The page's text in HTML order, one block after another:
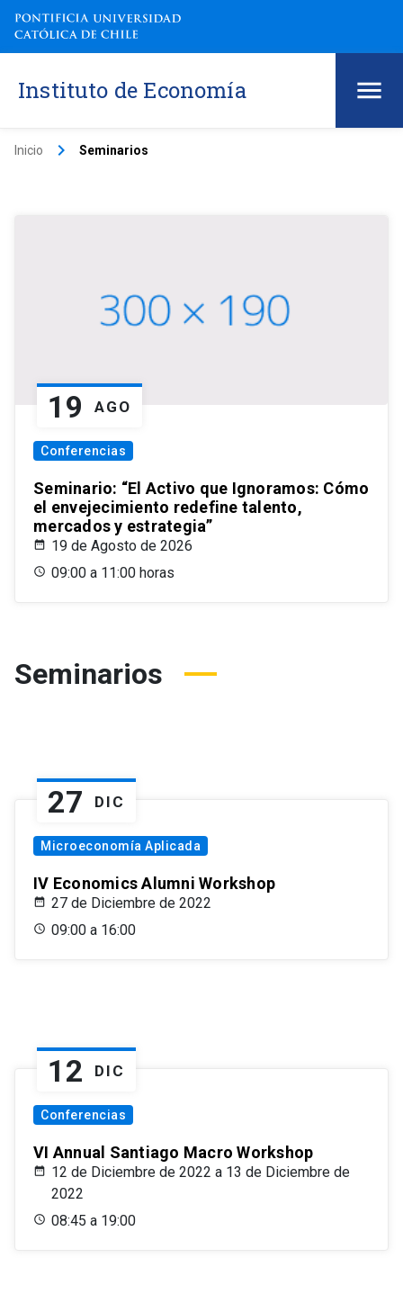
Instituto de Economía
Inicio keyboard_arrow_right Seminarios
19 AGO
Conferencias
Seminario: “El Activo que Ignoramos: Cómo
el envejecimiento redefine talento,
mercados y estrategia”
19 de Agosto de 2026
09:00 a 11:00 horas
Seminarios
27 DIC
Microeconomía Aplicada
IV Economics Alumni Workshop
27 de Diciembre de 2022
09:00 a 16:00
12 DIC
Conferencias
VI Annual Santiago Macro Workshop
12 de Diciembre de 2022 a 13 de Diciembre de
2022
08:45 a 19:00